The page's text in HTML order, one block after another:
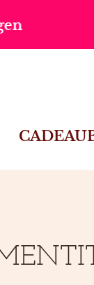
Gratis